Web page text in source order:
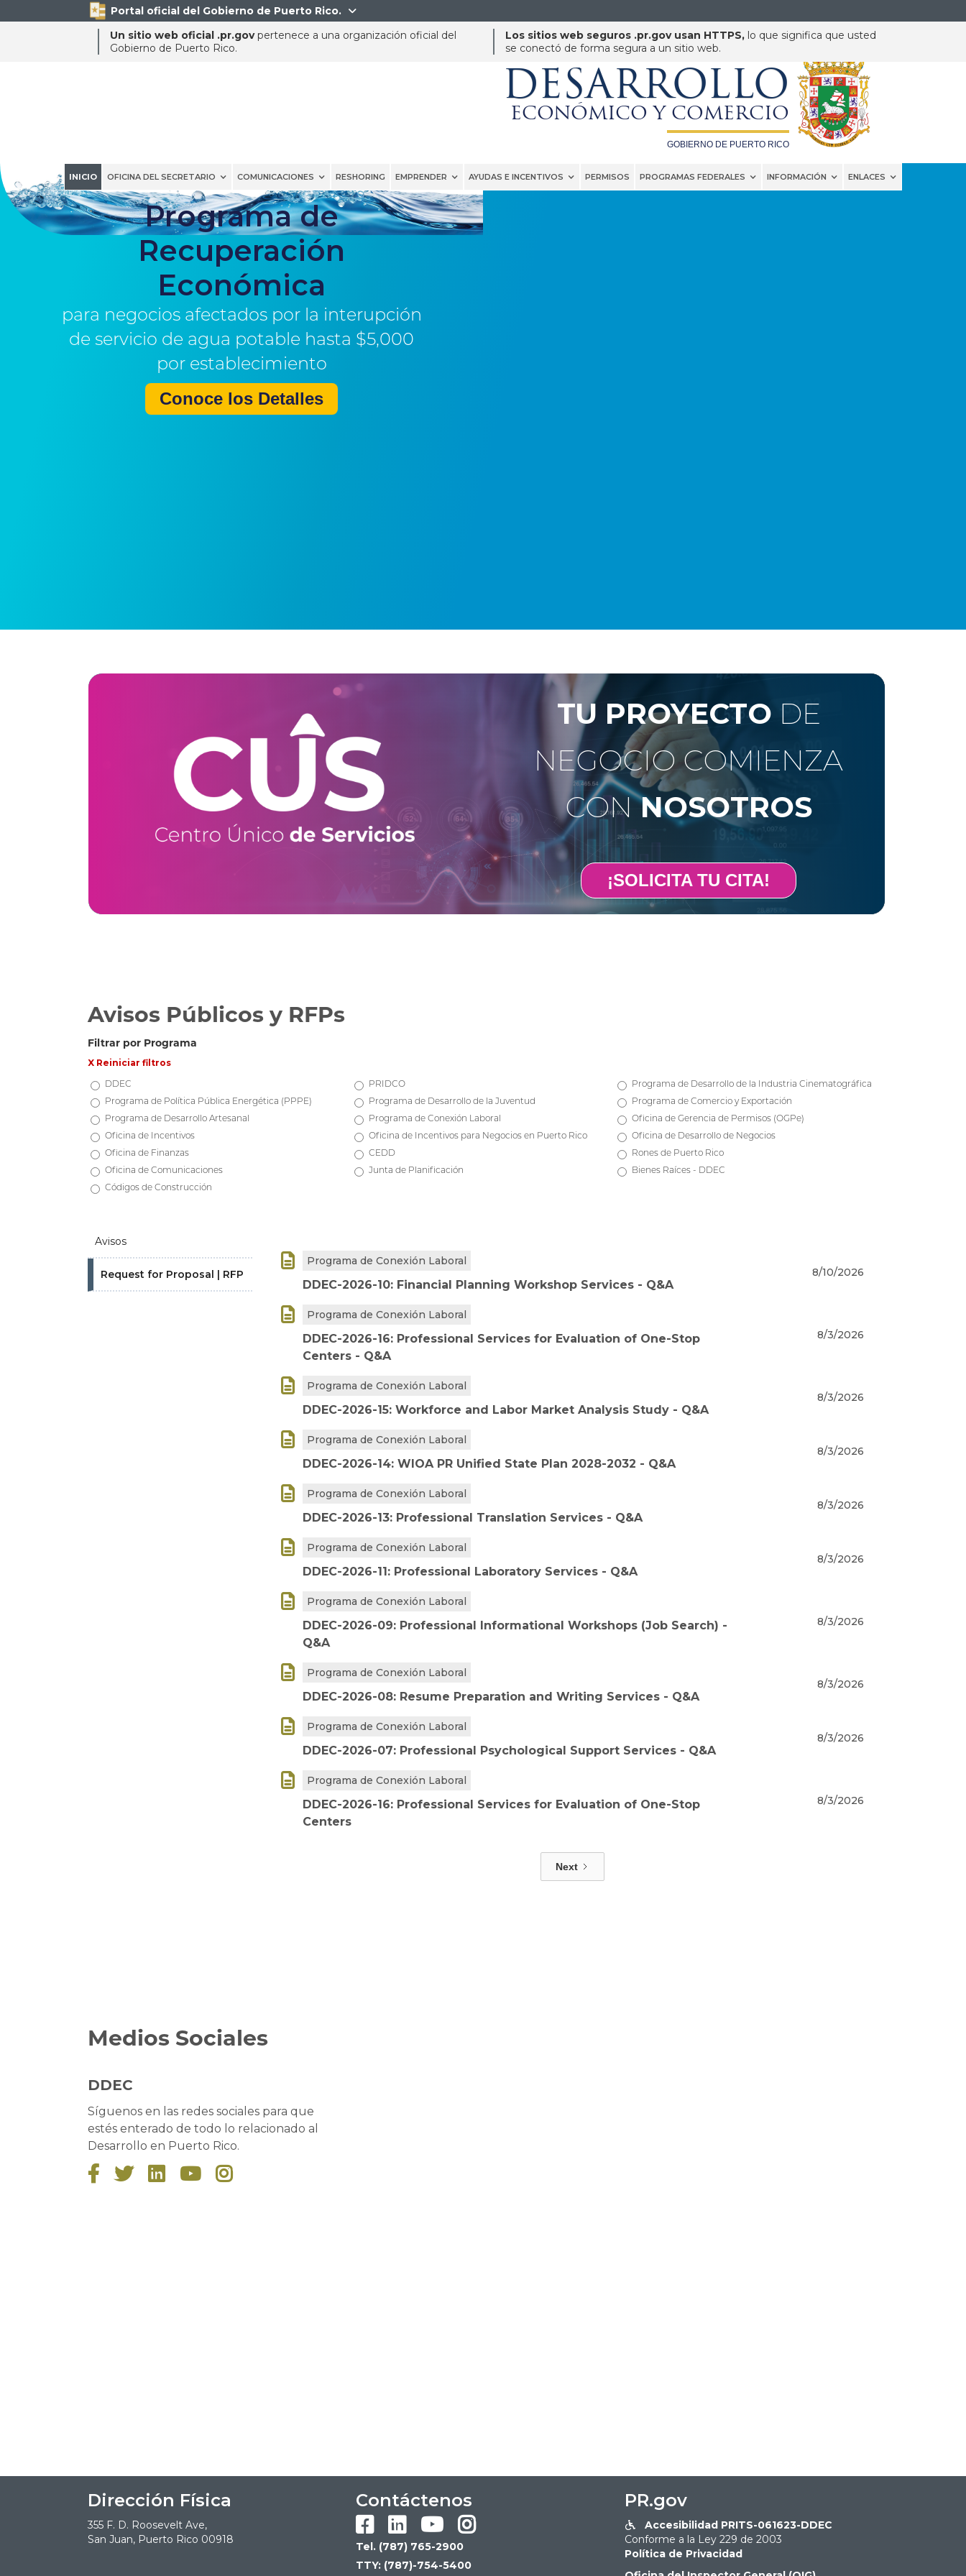
Portal oficial del Gobierno de Puerto Rico. 
Un sitio web oficial .pr.govpertenece a una organización oficial del
Gobierno de Puerto Rico.
Los sitios web seguros .pr.gov usan HTTPS, lo que significa que usted
se conectó de forma segura a un sitio web.DEPARTAMENTO DE
DESARROLLO
ECONÓMICO Y COMERCIO
GOBIERNO DE PUERTO RICO
INICIO OFICINA DEL SECRETARIO COMUNICACIONES RESHORING EMPRENDER AYUDAS E INCENTIVOS PERMISOS PROGRAMAS FEDERALES INFORMACIÓN ENLACES
Programa de
Recuperación
Económica
para negocios afectados por la interupción
de servicio de agua potable hasta $5,000
por establecimiento
Conoce los Detalles
TU PROYECTO DE
NEGOCIO COMIENZA
CONNOSOTROS
¡SOLICITA TU CITA!
Avisos Públicos y RFPs
Filtrar por Programa
X Reiniciar filtros
DDEC
PRIDCO
Programa de Desarrollo de la Industria Cinematográfica
Programa de Política Pública Energética (PPPE)
Programa de Desarrollo de la Juventud
Programa de Comercio y Exportación
Programa de Desarrollo Artesanal
Programa de Conexión Laboral
Oficina de Gerencia de Permisos (OGPe)
Oficina de Incentivos
Oficina de Incentivos para Negocios en Puerto Rico
Oficina de Desarrollo de Negocios
Oficina de Finanzas
CEDD
Rones de Puerto Rico
Oficina de Comunicaciones
Junta de Planificación
Bienes Raíces - DDEC
Códigos de Construcción
Avisos
Request for Proposal | RFP
 Programa de Conexión Laboral
DDEC-2026-10: Financial Planning Workshop Services - Q&A
8/10/2026
 Programa de Conexión Laboral
DDEC-2026-16: Professional Services for Evaluation of One-Stop
Centers - Q&A
8/3/2026
 Programa de Conexión Laboral
DDEC-2026-15: Workforce and Labor Market Analysis Study - Q&A
8/3/2026
 Programa de Conexión Laboral
DDEC-2026-14: WIOA PR Unified State Plan 2028-2032 - Q&A
8/3/2026
 Programa de Conexión Laboral
DDEC-2026-13: Professional Translation Services - Q&A
8/3/2026
 Programa de Conexión Laboral
DDEC-2026-11: Professional Laboratory Services - Q&A
8/3/2026
 Programa de Conexión Laboral
DDEC-2026-09: Professional Informational Workshops (Job Search) -
Q&A
8/3/2026
 Programa de Conexión Laboral
DDEC-2026-08: Resume Preparation and Writing Services - Q&A
8/3/2026
 Programa de Conexión Laboral
DDEC-2026-07: Professional Psychological Support Services - Q&A
8/3/2026
 Programa de Conexión Laboral
DDEC-2026-16: Professional Services for Evaluation of One-Stop
Centers
8/3/2026
Next
Medios Sociales
DDEC
Síguenos en las redes sociales para que
estés enterado de todo lo relacionado al
Desarrollo en Puerto Rico.
    
Dirección Física
355 F. D. Roosevelt Ave,
San Juan, Puerto Rico 00918
Contáctenos

  
Tel. (787) 765-2900
TTY: (787)-754-5400
PR.gov

Accesibilidad PRITS-061623-DDEC
Conforme a la Ley 229 de 2003
Política de Privacidad